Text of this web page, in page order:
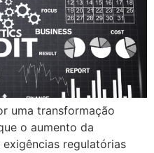
uma transformação
o aumento da
regulatórias